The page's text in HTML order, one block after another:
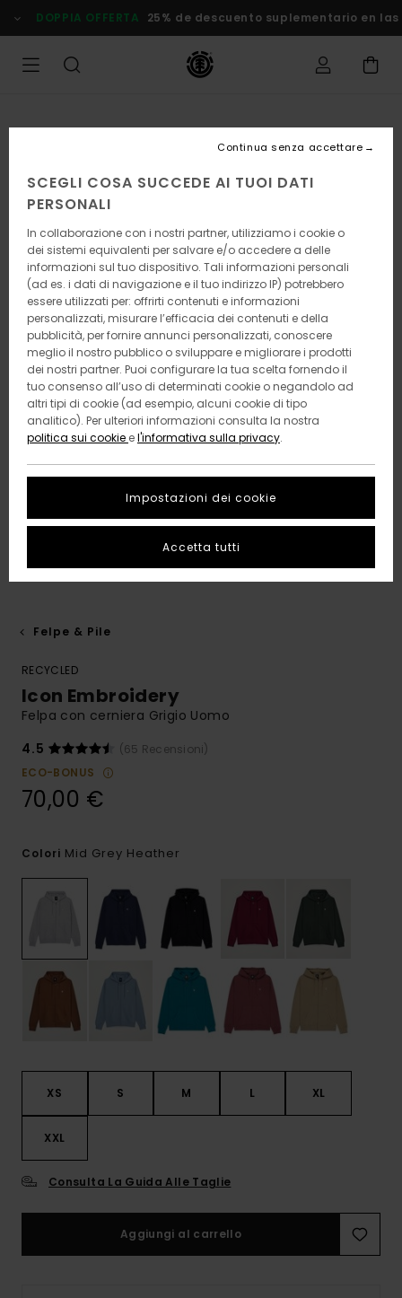
alle
informazioni
prodotto
DOPPIA OFFERTA 25% de descuento suplementario en
Felpe & Pile
RECYCLED
Icon Embroidery
Felpa con cerniera Grigio Uomo
4.5
(65 Recensioni)
ECO-BONUS
70,00 €
Colori Mid Grey Heather
XS S M L XL
XXL
Consulta La Guida Alle Taglie
Aggiungi al carrello
SCEGLI COSA SUCCEDE AI TUOI DATI
PERSONALI
In collaborazione con i nostri partner, utilizziamo i cookie o
dei sistemi equivalenti per salvare e/o accedere a delle
informazioni sul tuo dispositivo. Tali informazioni personali
(ad es. i dati di navigazione e il tuo indirizzo IP) potrebbero
essere utilizzati per: offrirti contenuti e informazioni
personalizzati, misurare l’efficacia dei contenuti e della
pubblicità, per fornire annunci personalizzati, conoscere
meglio il nostro pubblico o sviluppare e migliorare i prodotti
dei nostri partner. Puoi configurare la tua scelta fornendo il
tuo consenso all’uso di determinati cookie o negandolo ad
altri tipi di cookie (ad esempio, alcuni cookie di tipo
analitico). Per ulteriori informazioni consulta la nostra
politica sui cookie el'informativa sulla privacy.
Impostazioni dei cookie
Continua senza accettare
Accetta tutti